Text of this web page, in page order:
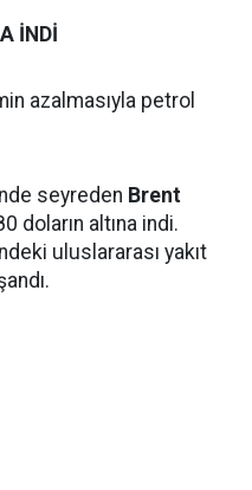
İNDİ
azalmasıyla petrol
seyreden Brent
doların altına indi.
uluslararası yakıt